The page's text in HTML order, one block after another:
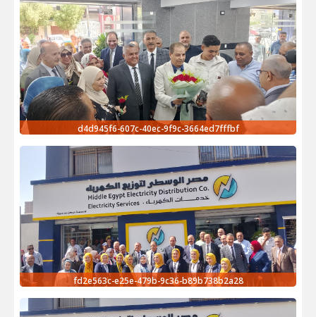
d4d945f6-607c-40ec-9f9c-3664ed7fffbf
fd2e563c-e25e-479b-9c36-b89b738b2a28